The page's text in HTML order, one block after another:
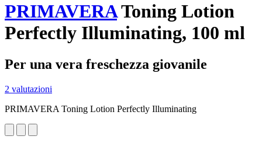
PRIMAVERAToning Lotion
Perfectly Illuminating, 100 ml
Per una vera freschezza giovanile
2 valutazioni
PRIMAVERA Toning Lotion Perfectly Illuminating